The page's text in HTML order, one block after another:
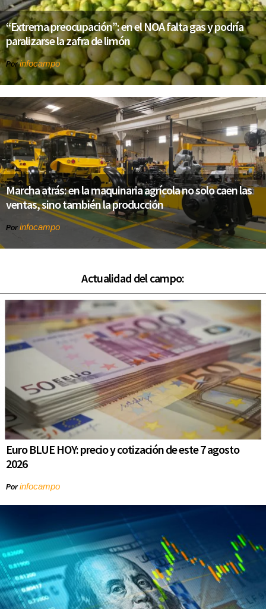
“Extrema preocupación”: en el NOA falta gas y podría
paralizarse la zafra de limón
Porinfocampo
Marcha atrás: en la maquinaria agrícola no solo caen las
ventas, sino también la producción
Por infocampo
Actualidad del campo:
Euro BLUE HOY: precio y cotización de este 7 agosto
2026
Porinfocampo